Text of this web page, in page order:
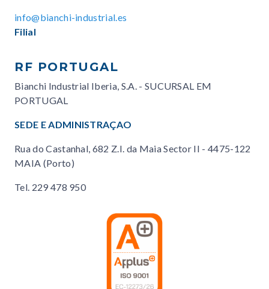
info@bianchi-industrial.es
Filial
RF PORTUGAL
Bianchi Industrial Iberia, S.A. - SUCURSAL EM
PORTUGAL
SEDE E ADMINISTRAÇAO
Rua do Castanhal, 682 Z.I. da Maia Sector II - 4475-122
MAIA (Porto)
Tel. 229 478 950